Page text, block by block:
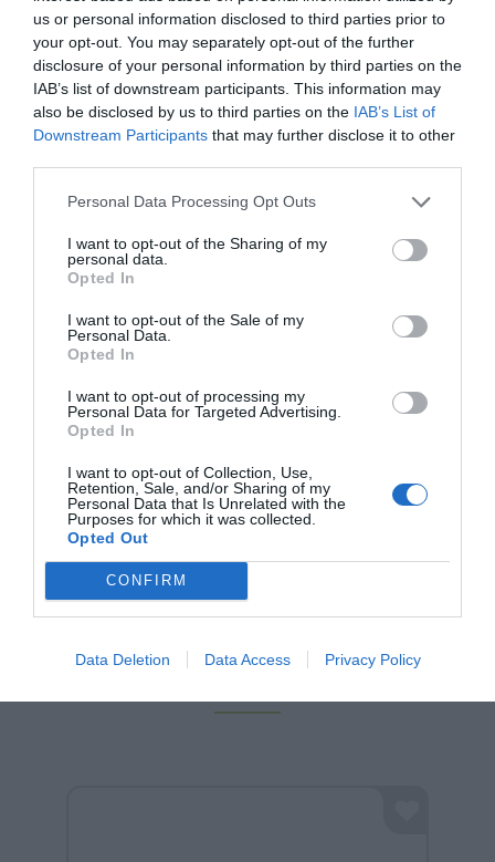
us or personal information disclosed to third parties prior to
your opt-out. You may separately opt-out of the further
disclosure of your personal information by third parties on the
IAB’s list of downstream participants. This information may
also be disclosed by us to third parties on the IAB’s List of
Downstream Participants that may further disclose it to other
Personal Data Processing Opt Outs
I want to opt-out of the Sharing of my
personal data.
Opted In
I want to opt-out of the Sale of my
Personal Data.
Opted In
I want to opt-out of processing my
Personal Data for Targeted Advertising.
Opted In
I want to opt-out of Collection, Use,
Retention, Sale, and/or Sharing of my
Personal Data that Is Unrelated with the
Purposes for which it was collected.
Opted Out
CONFIRM
Data Deletion Data Access Privacy Policy
στόχο:
Ανάπτυξη Δεξιοτήτων:Από τη λεπτή κινητικότητα
έως τη λογική σκέψη.
Διέγερση Εμπειρίας:Κάθε παζλ και παιχνίδι είναι
ένα εργαλείο που κινητοποιεί τη σκέψη και τη
δημιουργικότητα.
Παιδαγωγική Δομή:Ιδανικά για χρήση τόσο στο
Ένας Όμιλος, Ένας Κόσμος Γνώσης
που εξειδικεύεται στην εκπαίδευση. Στον όμιλο της
Heutinkανήκουν επίσης παγκοσμίου φήμης brands,
διασφαλίζοντας την κορυφαία ποιότητα και την
Montessori:Αυθεντικά υλικά της μεθόδου
Μοντεσσόρι.
Jegro:Εξειδικευμένα εργαλεία για τα μαθηματικά και
Toys for Life:Ποιοτικά παιχνίδια για την ανάπτυξη
των παιδιών στο σπίτι.
Η αποστολή μας:
παιχνίδι συνδυάζεται με τη μάθηση, το αποτέλεσμα
είναι η ευτυχία!